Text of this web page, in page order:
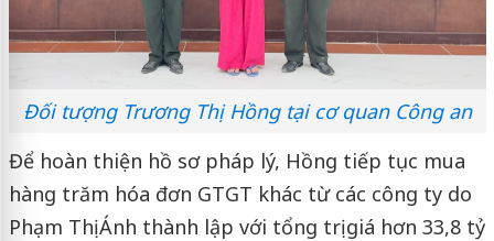
Đối tượng Trương Thị Hồng tại cơ quan Công an
Để hoàn thiện hồ sơ pháp lý, Hồng tiếp tục mua
hàng trăm hóa đơn GTGT khác từ các công ty do
Phạm Thị Ánh thành lập với tổng trị giá hơn 33,8 tỷ